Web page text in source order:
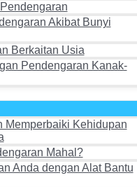
Akibat Bunyi
Berkaitan Usia
Pendengaran Kanak-
Memperbaiki Kehidupan
Mahal?
Anda dengan Alat Bantu